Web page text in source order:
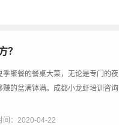
？
聚餐的餐桌大菜，无论是专门的夜
的盆满钵满。成都小龙虾培训咨询
间：2020-04-22